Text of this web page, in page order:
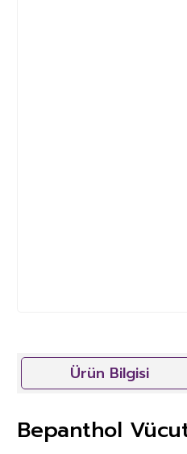
Ürün Bilgisi
Bepanthol